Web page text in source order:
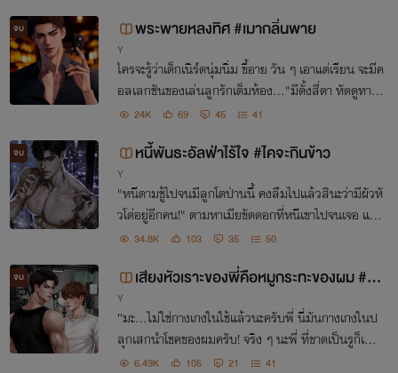
จบ พระพายหลงทิศ #เมากลิ่นพาย
Y
ใครจะรู้ว่าเด็กเนิร์ดนุ่มนิ่ม ขี้อาย วัน ๆ เอาแต่เรียน จะมีค
อลเลกชันของเล่นลูกรักเต็มห้อง..."มีตั้งสี่ตา หัดดูทางซ
ะบ้าง" เขาตอกหน้าผมด้วยความเย็นชา แต่เขาจะรู้ไหมว่า
24K 69 45 41
จบ หนี้พันธะอัลฟ่าไร้ใจ #ไคจะกินข้าว
Y
"หนีตามชู้ไปจนมีลูกโตป่านนี้ คงลืมไปแล้วสินะว่ามีผัวหั
วโด่อยู่อีกคน!" ตามหาเมียขัดดอกที่หนีเขาไปจนเจอ แต่ดั
นหน้ามืดตามัวคิดว่าลูกตัวเองเป็นลูกชู้ กว่าจะรู้ตัวก็ได้ห
34.8K 103 35 50
จบ
เสียงหัวเราะของพี่คือหมูกระทะของผม #พี่
Y
“มะ...ไม่ใช่กางเกงในใช้แล้วนะครับพี่ นี่มันกางเกงในป
ลุกเสกนำโชคของผมครับ! จริง ๆ นะพี่ ที่ขาดเป็นรูก็เพรา
ะโดนเจิมลงอาคมมา!” ไอ้เด็กนี่มันเต็มไหม...
6.49K 105 21 41